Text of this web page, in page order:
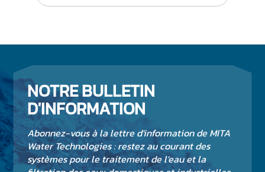
NOTRE BULLETIN
D'INFORMATION
Abonnez-vous à la lettre d'information de MITA
Water Technologies : restez au courant des
systèmes pour le traitement de l'eau et la